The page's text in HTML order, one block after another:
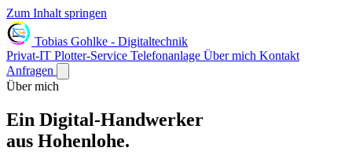
Zum Inhalt springen
Tobias Gohlke - Digitaltechnik
Privat-IT Plotter-Service Telefonanlage Über mich Kontakt
Anfragen
Über mich
Ein Digital-Handwerker
aus Hohenlohe.